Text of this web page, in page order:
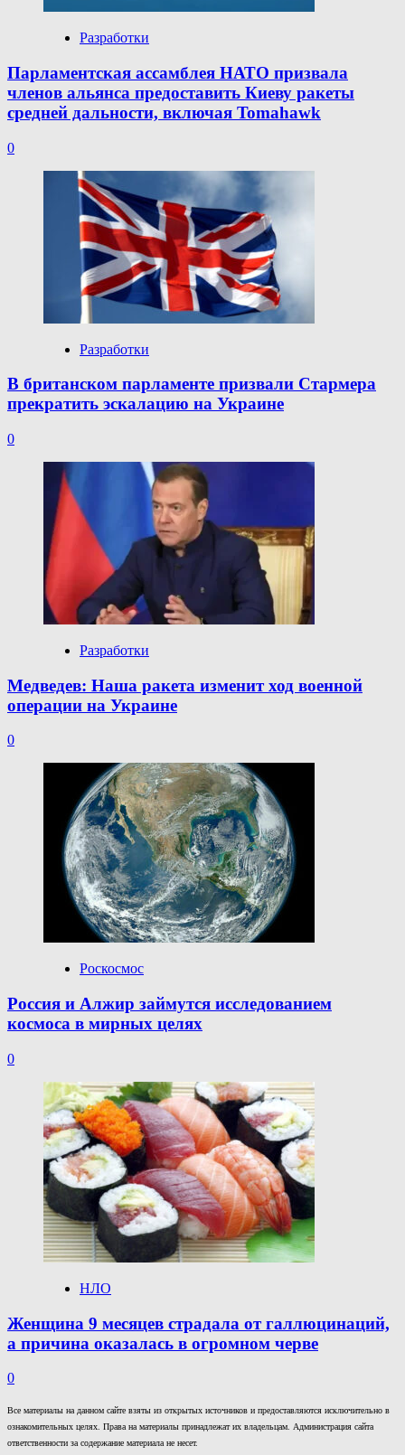
Разработки
Парламентская ассамблея НАТО призвала
членов альянса предоставить Киеву ракеты
средней дальности, включая Tomahawk
0
Разработки
В британском парламенте призвали Стармера
прекратить эскалацию на Украине
0
Разработки
Медведев: Наша ракета изменит ход военной
операции на Украине
0
Роскосмос
Россия и Алжир займутся исследованием
космоса в мирных целях
0
НЛО
Женщина 9 месяцев страдала от галлюцинаций,
а причина оказалась в огромном черве
0
Все материалы на данном сайте взяты из открытых источников и предоставляются исключительно в
ознакомительных целях. Права на материалы принадлежат их владельцам. Администрация сайта
ответственности за содержание материала не несет.